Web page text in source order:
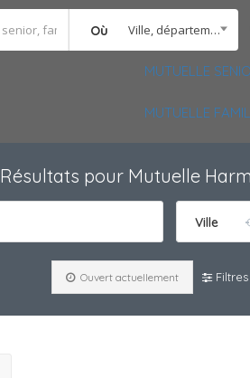
Où Ville, département, région
MUTUELLE
MUTUELLE
Résultats pour Mutuelle
Ville
Ouvert actuellement